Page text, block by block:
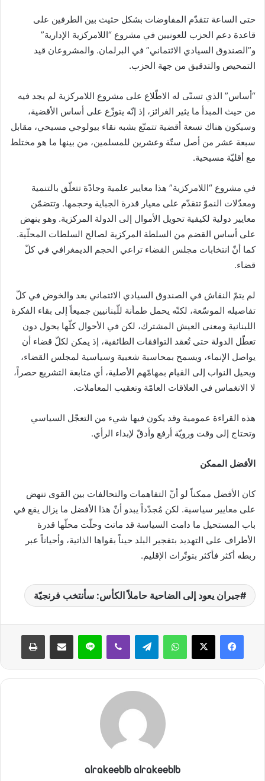
حتى الساعة تتقدّم المفاوضات بشكل حثيث بين الطرفين على
قاعدة دعم الحزب للعونيين في مشروع “اللامركزية الإدارية”
و”الصندوق السيادي الائتماني” في البرلمان. والمشروعان قيد
التمحيص والتدقيق من جهة الحزب.
“أساس” الذي تسنّى له الاطّلاع على مشروع اللامركزية لم يجد فيه
من حيث المبدأ ما يثير الغرائز، إذ إنّه يتوزّع على أساس الأقضية،
وسيكون هناك تسعة أقضية تتمتّع بشبه نقاء بيولوجي مسيحي، مقابل
سبعة عشر من أصل ستّة وعشرين للمسلمين، من بينها ما هو مختلط
مع أقليّة مسيحية.
في مشروع “اللامركزية” هذا معايير علمية وجادّة تتعلّق بالتنمية
ومعدّلات النموّ تتقدّم على معيار قدرة الجباية وحجمها. وتتضمّن
معايير دولية لكيفية تحويل الأموال إلى الدولة المركزية. وهو ينهض
على أساس القضم من السلطة المركزية لصالح السلطات المحلّية.
كما أنّ انتخابات مجلس القضاء تراعي الحجم الديمغرافي في كلّ
قضاء.
لم يتمّ النقاش في الصندوق السيادي الائتماني بعد والخوض في كلّ
تفاصيله الموسّعة، لكنّه يحمل طمأنة للّبنانيين جميعاً إلى بقاء الفكرة
اللبنانية ومعنى العيش المشترك، لكن في الأحوال كلّها يحول دون
تعطّل الدولة حتى تُعقد التوافقات الطائفية، إذ يمكن لكلّ قضاء أن
يواصل الإنماء، ويسمح بمحاسبة شعبية وسياسية لمجلس القضاء،
ويحيل النواب إلى القيام بمهامّهم الأصلية، أي متابعة التشريع حصراً،
لا الانغماس في العلاقات العامّة وتعقيب المعاملات.
هذه القراءة عمومية وقد يكون فيها شيء من التعجّل السياسي
وتحتاج إلى وقت ورويّة أرفع وأدقّ لإبداء الرأي.
الأفضل الممكن
كان الأفضل ممكناً لو أنّ التفاهمات والتحالفات بين القوى تنهض
على معايير سياسية. لكن مُجدّداً يبدو أنّ هذا الأفضل ما يزال يقع في
باب المستحيل ما دامت السياسة قد ماتت وحلّت محلّها قدرة
الأطراف على التهديد بتفجير البلد حيناً بقواها الذاتية، وأحياناً عبر
ربطه أكثر فأكثر بتوتّرات الإقليم.
جبران يعود إلى الضاحية حاملاً الكأس: سأنتخب فرنجيّة
واتساب لاين
alrakeeblb alrakeeblb